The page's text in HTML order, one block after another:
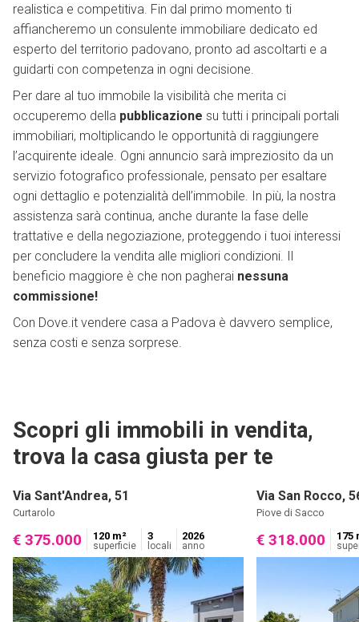
realistica e competitiva. Fin dal primo momento ti
affiancheremo un consulente immobiliare dedicato ed
esperto del territorio padovano, pronto ad ascoltarti e a
guidarti con competenza in ogni decisione.
Per dare al tuo immobile la visibilità che merita ci
occuperemo della pubblicazione su tutti i principali portali
immobiliari, moltiplicando le opportunità di raggiungere
l’acquirente ideale. Ogni annuncio sarà impreziosito da un
servizio fotografico professionale, pensato per esaltare
ogni dettaglio e potenzialità dell’immobile. In più, la nostra
assistenza sarà continua, anche durante la fase delle
trattative e della negoziazione, proteggendo i tuoi interessi
per concludere la vendita alle migliori condizioni. Il
beneficio maggiore è che non pagherai nessuna
commissione!
Con Dove.it vendere casa a Padova è davvero semplice,
senza costi e senza sorprese.
Scopri gli immobili in vendita,
trova la casa giusta per te
Via Sant'Andrea, 51
Curtarolo
€ 375.000 120 m²
superficie
3
locali
2026
anno
Via San Rocco,
Piove di Sacco
€ 318.000 175